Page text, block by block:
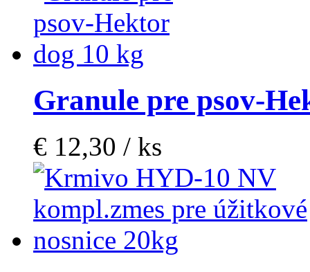
Granule pre psov-
€ 12,30 / ks